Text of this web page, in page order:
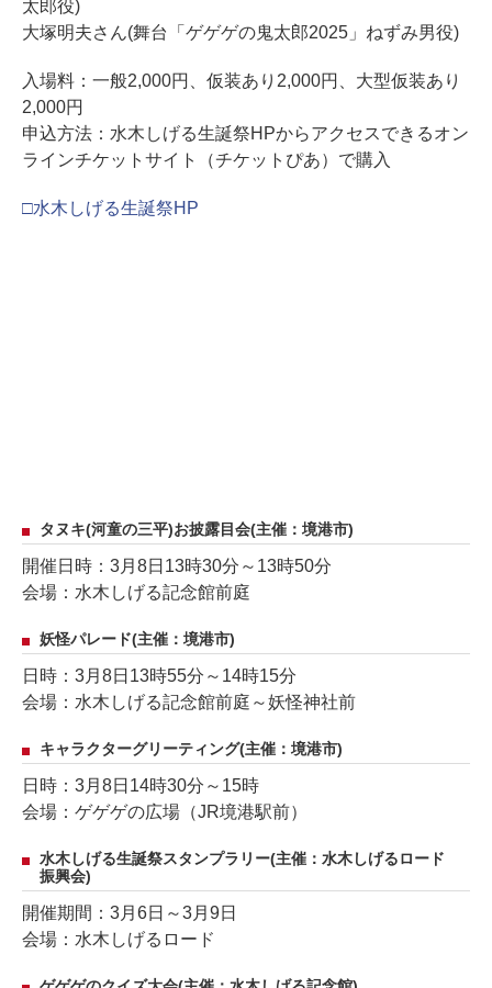
太郎役)
大塚明夫さん(舞台「ゲゲゲの鬼太郎2025」ねずみ男役)
入場料：一般2,000円、仮装あり2,000円、大型仮装あり
2,000円
申込方法：水木しげる生誕祭HPからアクセスできるオン
ラインチケットサイト（チケットぴあ）で購入
□水木しげる生誕祭HP
タヌキ(河童の三平)お披露目会(主催：境港市)
開催日時：3月8日13時30分～13時50分
会場：水木しげる記念館前庭
妖怪パレード(主催：境港市)
日時：3月8日13時55分～14時15分
会場：水木しげる記念館前庭～妖怪神社前
キャラクターグリーティング(主催：境港市)
日時：3月8日14時30分～15時
会場：ゲゲゲの広場（JR境港駅前）
水木しげる生誕祭スタンプラリー(主催：水木しげるロード
振興会)
開催期間：3月6日～3月9日
会場：水木しげるロード